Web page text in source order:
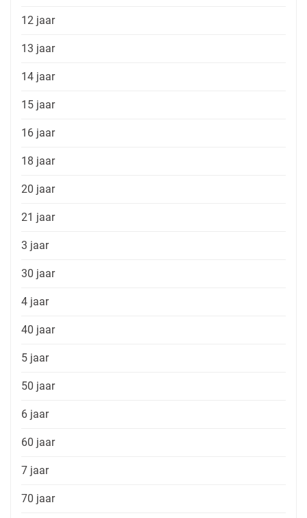
12 jaar
13 jaar
14 jaar
15 jaar
16 jaar
18 jaar
20 jaar
21 jaar
3 jaar
30 jaar
4 jaar
40 jaar
5 jaar
50 jaar
6 jaar
60 jaar
7 jaar
70 jaar